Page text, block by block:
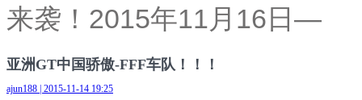
来袭！2015年11月16日—
亚洲GT中国骄傲-FFF车队！！！
ajun188 | 2015-11-14 19:25